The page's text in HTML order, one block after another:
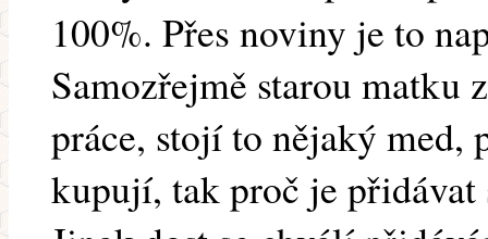
100%. Přes noviny je to
Samozřejmě starou matku
práce, stojí to nějaký med,
kupují, tak proč je